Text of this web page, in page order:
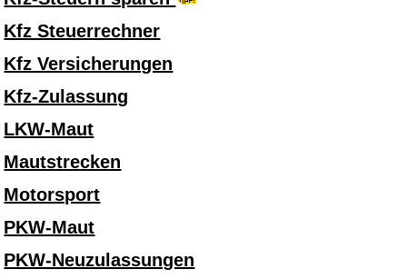
Kfz Steuerrechner
Kfz Versicherungen
Kfz-Zulassung
LKW-Maut
Mautstrecken
Motorsport
PKW-Maut
PKW-Neuzulassungen